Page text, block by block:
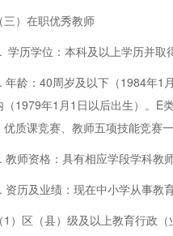
（三）在职优秀教师
学历学位：本科及以上学历并取
年龄：40周岁及以下（1984年1
（1979年1月1日以后出生）。E
优质课竞赛、教师五项技能竞赛
教师资格：具有相应学段学科教
资历及业绩：现在中小学从事教
（1）区（县）级及以上教育行政